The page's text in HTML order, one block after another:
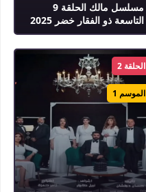
مسلسل مالك الحلقة 9
التاسعة ذو الفقار خضر 2025
الحلقة 2
الموسم 1